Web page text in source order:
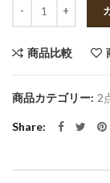
商品比較
商品カテゴリー: 2
Share